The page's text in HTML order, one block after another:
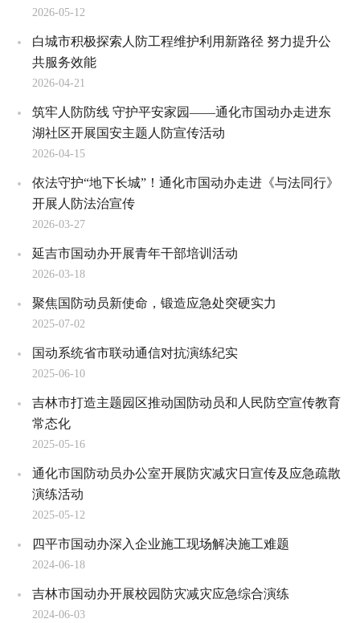
2026-05-12
白城市积极探索人防工程维护利用新路径 努力提升公
共服务效能
2026-04-21
筑牢人防防线 守护平安家园——通化市国动办走进东
湖社区开展国安主题人防宣传活动
2026-04-15
依法守护“地下长城”！通化市国动办走进《与法同行》
开展人防法治宣传
2026-03-27
延吉市国动办开展青年干部培训活动
2026-03-18
聚焦国防动员新使命，锻造应急处突硬实力
2025-07-02
国动系统省市联动通信对抗演练纪实
2025-06-10
吉林市打造主题园区推动国防动员和人民防空宣传教育
常态化
2025-05-16
通化市国防动员办公室开展防灾减灾日宣传及应急疏散
演练活动
2025-05-12
四平市国动办深入企业施工现场解决施工难题
2024-06-18
吉林市国动办开展校园防灾减灾应急综合演练
2024-06-03